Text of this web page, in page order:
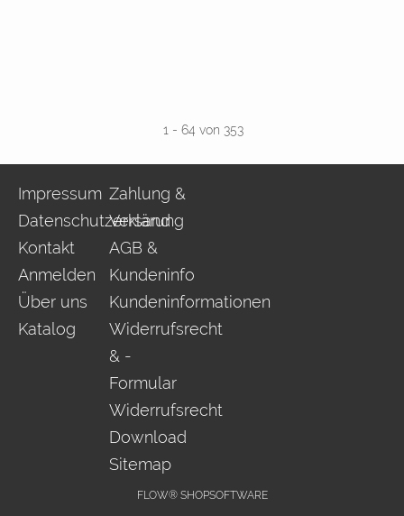
1 - 64 von 353
Impressum
Datenschutzerklärung
Kontakt
Anmelden
Über uns
Katalog
Zahlung &
Versand
AGB &
Kundeninfo
Kundeninformationen
Widerrufsrecht
& -
Formular
Widerrufsrecht
Download
Sitemap
FLOW® SHOPSOFTWARE